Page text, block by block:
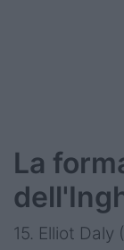
La
15. Elliot Daly